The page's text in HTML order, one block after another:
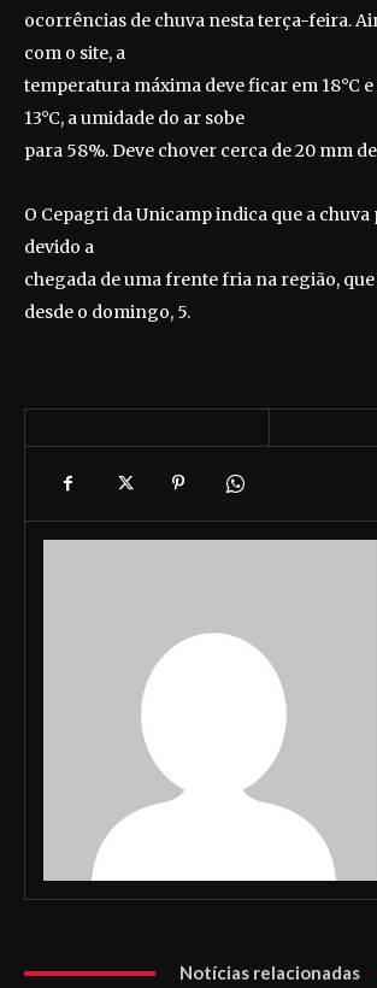
ocorrências de chuva nesta terça-feira.
com o site, a
temperatura máxima deve ficar em 18°C
13°C, a umidade do ar sobe
para 58%. Deve chover cerca de 20 mm
O Cepagri da Unicamp indica que a
devido a
chegada de uma frente fria na região,
desde o domingo, 5.
Notícias relacionadas